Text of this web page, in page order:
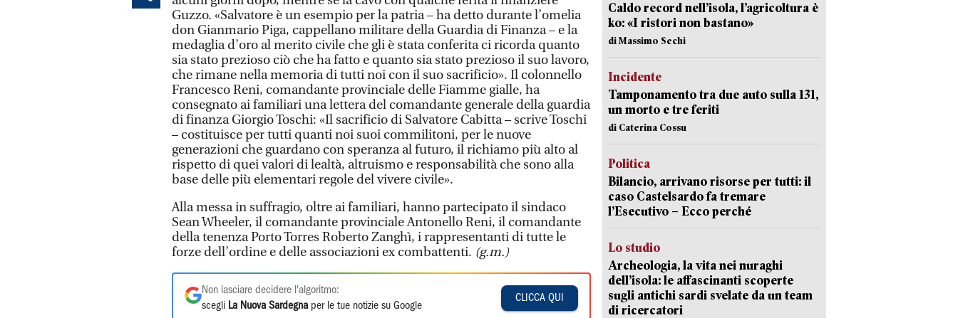
Guzzo. «Salvatore è un esempio per la patria – ha detto durante l’omelia
don Gianmario Piga, cappellano militare della Guardia di Finanza – e la
medaglia d’oro al merito civile che gli è stata conferita ci ricorda quanto
sia stato prezioso ciò che ha fatto e quanto sia stato prezioso il suo lavoro,
che rimane nella memoria di tutti noi con il suo sacrificio». Il colonnello
Francesco Reni, comandante provinciale delle Fiamme gialle, ha
consegnato ai familiari una lettera del comandante generale della guardia
di finanza Giorgio Toschi: «Il sacrificio di Salvatore Cabitta – scrive Toschi
– costituisce per tutti quanti noi suoi commilitoni, per le nuove
generazioni che guardano con speranza al futuro, il richiamo più alto al
rispetto di quei valori di lealtà, altruismo e responsabilità che sono alla
base delle più elementari regole del vivere civile».
Alla messa in suffragio, oltre ai familiari, hanno partecipato il sindaco
Sean Wheeler, il comandante provinciale Antonello Reni, il comandante
della tenenza Porto Torres Roberto Zanghì, i rappresentanti di tutte le
forze dell’ordine e delle associazioni ex combattenti. (g.m.)
Non lasciare decidere l'algoritmo:
scegli La Nuova Sardegna per le tue notizie su Google
CLICCA QUI
Caldo record nell’isola, l’agricoltura è
ko: «I ristori non bastano»
di Massimo Sechi
Incidente
Tamponamento tra due auto sulla 131,
un morto e tre feriti
di Caterina Cossu
Politica
Bilancio, arrivano risorse per tutti: il
caso Castelsardo fa tremare
l’Esecutivo – Ecco perché
Lo studio
Archeologia, la vita nei nuraghi
dell’isola: le affascinanti scoperte
sugli antichi sardi svelate da un team
di ricercatori